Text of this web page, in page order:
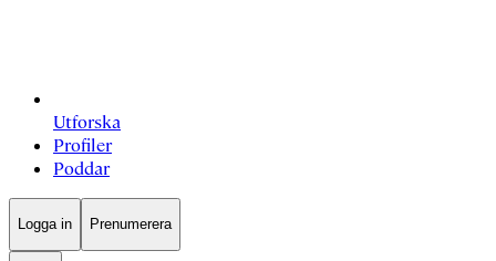
Utforska
Profiler
Poddar
Logga in Prenumerera